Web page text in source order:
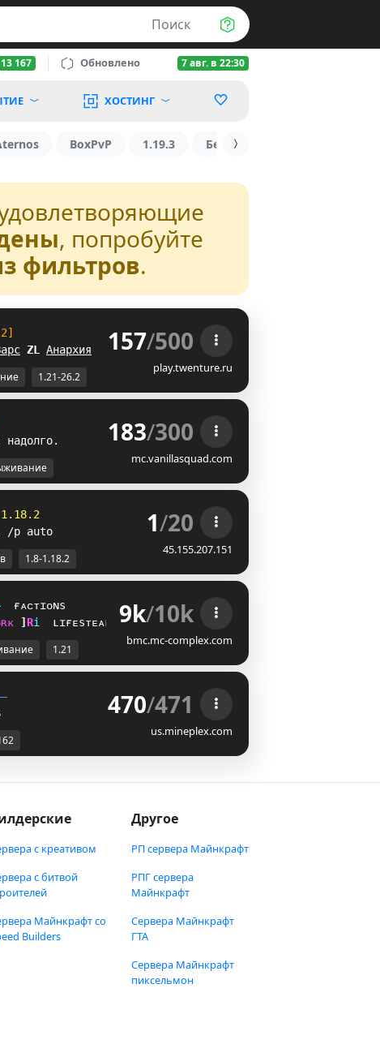
Поиск
13 167 Обновлено 7 авг. в 22:30
ХОСТИНГ
BoxPvP 1.19.3 БедВарс
, попробуйте
фильтров.
NN Анархия 157/500
play.twenture.ru
1.21-26.2
надолго. 183/300
mc.vanillasquad.com
1.18.2
/p auto
1/20
45.155.207.151
1.8-1.18.2
ғᴀᴄᴛɪᴏɴs
ʀᴋ J [i ʟɪғᴇsᴛᴇᴀʟ 9k/10k
bmc.mc-complex.com
1.21
470/471
us.mineplex.com
с креативом
с битвой
Майнкрафт со
Builders
Другое
РП сервера Майнкрафт
РПГ сервера
Майнкрафт
Сервера Майнкрафт
ГТА
Сервера Майнкрафт
пиксельмон